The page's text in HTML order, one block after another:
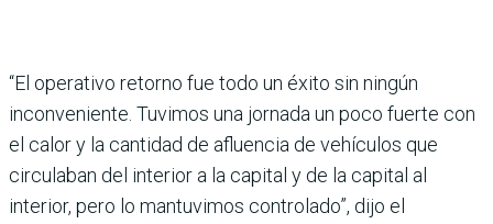
“El operativo retorno fue todo un éxito sin ningún
inconveniente. Tuvimos una jornada un poco fuerte con
el calor y la cantidad de afluencia de vehículos que
circulaban del interior a la capital y de la capital al
interior, pero lo mantuvimos controlado”, dijo el